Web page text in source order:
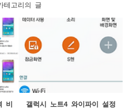
테고리의 글
비
갤럭시 노트4 와이파이 설정